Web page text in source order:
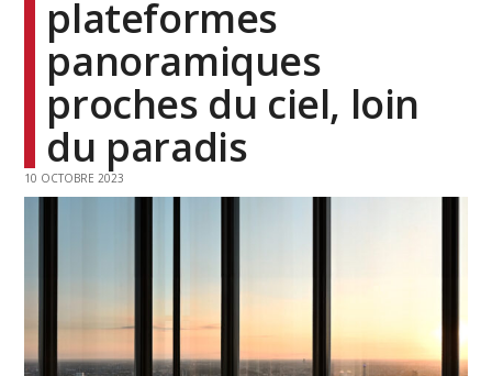
plateformes
panoramiques
proches du ciel, loin
du paradis
10 OCTOBRE 2023